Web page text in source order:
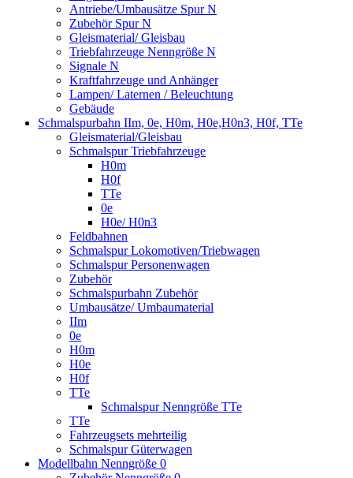
Antriebe/Umbausätze Spur N
Zubehör Spur N
Gleismaterial/ Gleisbau
Triebfahrzeuge Nenngröße N
Signale N
Kraftfahrzeuge und Anhänger
Lampen/ Laternen / Beleuchtung
Gebäude
Schmalspurbahn IIm, 0e, H0m, H0e,H0n3, H0f, TTe
Gleismaterial/Gleisbau
Schmalspur Triebfahrzeuge
H0m
H0f
TTe
0e
H0e/ H0n3
Feldbahnen
Schmalspur Lokomotiven/Triebwagen
Schmalspur Personenwagen
Zubehör
Schmalspurbahn Zubehör
Umbausätze/ Umbaumaterial
IIm
0e
H0m
H0e
H0f
TTe
Schmalspur Nenngröße TTe
TTe
Fahrzeugsets mehrteilig
Schmalspur Güterwagen
Modellbahn Nenngröße 0